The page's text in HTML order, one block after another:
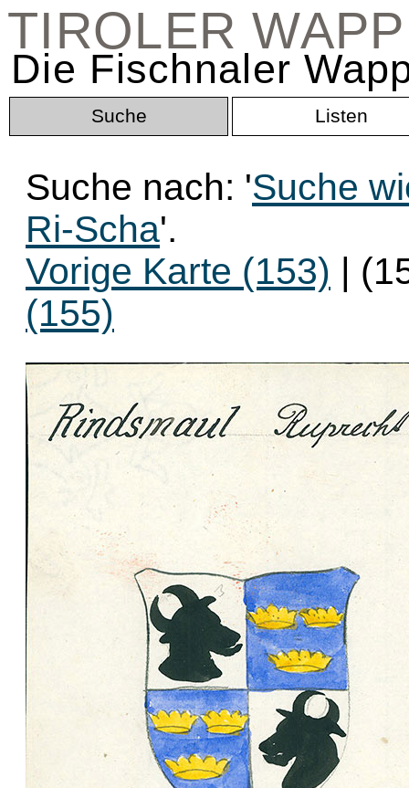
TIROLER
Die Fischnaler
Suche Listen
Suche nach: 'Suche
Ri-Scha'.
Vorige Karte (153) |
(155)